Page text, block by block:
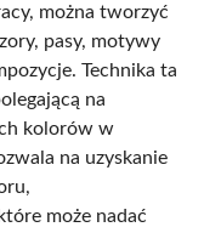
można tworzyć
pasy, motywy
Technika ta
na
kolorów w
na uzyskanie
może nadać